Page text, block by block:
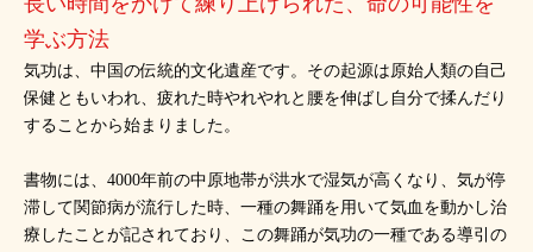
学ぶ方法
気功は、中国の伝統的文化遺産です。その起源は原始人類の自己
保健ともいわれ、疲れた時やれやれと腰を伸ばし自分で揉んだり
することから始まりました。
書物には、4000年前の中原地帯が洪水で湿気が高くなり、気が停
滞して関節病が流行した時、一種の舞踊を用いて気血を動かし治
療したことが記されており、この舞踊が気功の一種である導引の